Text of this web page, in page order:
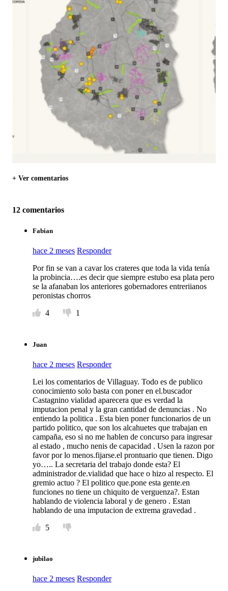
+ Ver comentarios
12 comentarios
Fabian
hace 2 meses Responder
Por fin se van a cavar los crateres que toda la vida tenía
la probincia….es decir que siempre estubo esa plata pero
se la afanaban los anteriores gobernadores entreriianos
peronistas chorros
4
1
Juan
hace 2 meses Responder
Lei los comentarios de Villaguay. Todo es de publico
conocimiento solo basta con poner en el.buscador
Castagnino vialidad aparecera que es verdad la
imputacion penal y la gran cantidad de denuncias . No
entiendo la politica . Esta bien poner funcionarios de un
partido politico, que son los alcahuetes que trabajan en
campaña, eso si no me hablen de concurso para ingresar
al estado , mucho nenis de capacidad . Usen la razon por
favor por lo menos.fijarse.el prontuario que tienen. Digo
yo….. La secretaria del trabajo donde esta? El
administrador de.vialidad que hace o hizo al respecto. El
gremio actuo ? El politico que.pone esta gente.en
funciones no tiene un chiquito de verguenza?. Estan
hablando de violencia laboral y de genero . Estan
hablando de una imputacion de extrema gravedad .
5
jubilao
hace 2 meses Responder